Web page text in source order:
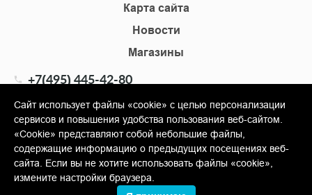
Карта сайта
Новости
Магазины
+7(495) 445-42-80
info@shopkm.ru
© Copyright 2013-2026 KERAMA MARAZZI, ООО «Гамма
Керамика»
Сайт использует файлы «cookie» с целью персонализации
сервисов и повышения удобства пользования веб-сайтом.
«Cookie» представляют собой небольшие файлы,
содержащие информацию о предыдущих посещениях веб-
сайта. Если вы не хотите использовать файлы «cookie»,
измените настройки браузера.